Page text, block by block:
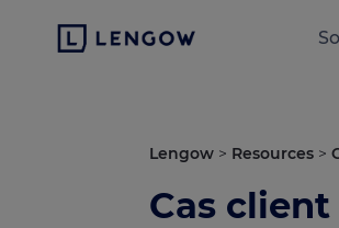
Lengow > Resources >
Cas